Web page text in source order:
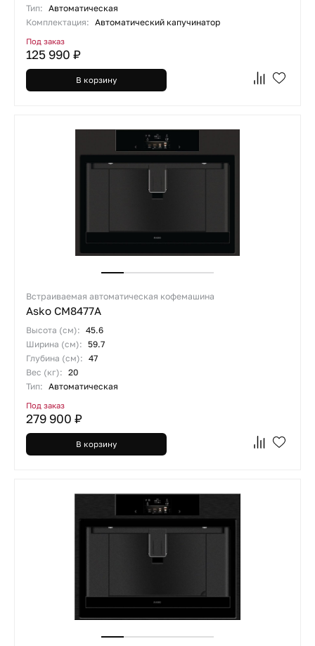
Тип: Автоматическая
Комплектация: Автоматический капучинатор
Под заказ
125 990 ₽
В корзину
Встраиваемая автоматическая кофемашина
Asko CM8477A
Высота (см): 45.6
Ширина (см): 59.7
Глубина (см): 47
Вес (кг): 20
Тип: Автоматическая
Под заказ
279 900 ₽
В корзину